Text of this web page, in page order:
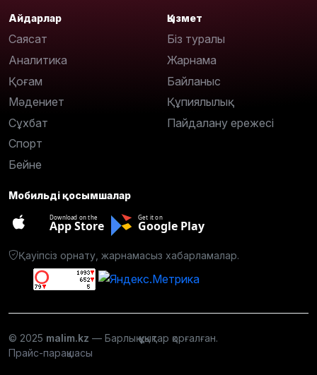
Айдарлар
Саясат
Аналитика
Қоғам
Мәдениет
Сұхбат
Спорт
Бейне
Қызмет
Біз туралы
Жарнама
Байланыс
Құпиялылық
Пайдалану ережесі
Мобильді қосымшалар
Download on the
App Store
Get it on
Google Play
Қауіпсіз орнату, жарнамасыз хабарламалар.
© 2025 malim.kz — Барлық құқықтар қорғалған.
Прайс-парақшасы